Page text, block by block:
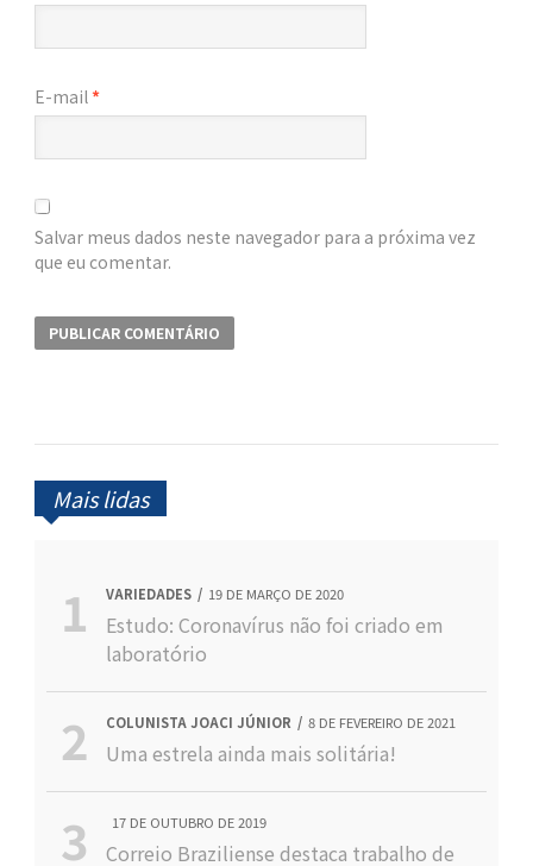
E-mail*
Salvar meus dados neste navegador para a próxima vez
que eu comentar.
Mais lidas
VARIEDADES 19 DE MARÇO DE 2020
Estudo: Coronavírus não foi criado em
laboratório
COLUNISTA JOACI JÚNIOR 8 DE FEVEREIRO DE 2021
Uma estrela ainda mais solitária!
17 DE OUTUBRO DE 2019
Correio Braziliense destaca trabalho de